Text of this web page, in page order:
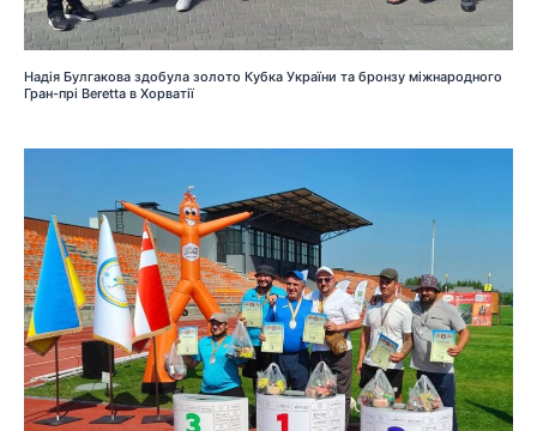
Надія Булгакова здобула золото Кубка України та бронзу міжнародного
Гран-прі Beretta в Хорватії